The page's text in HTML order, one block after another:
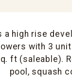
a high rise
with 3
ft (saleable).
pool, squash